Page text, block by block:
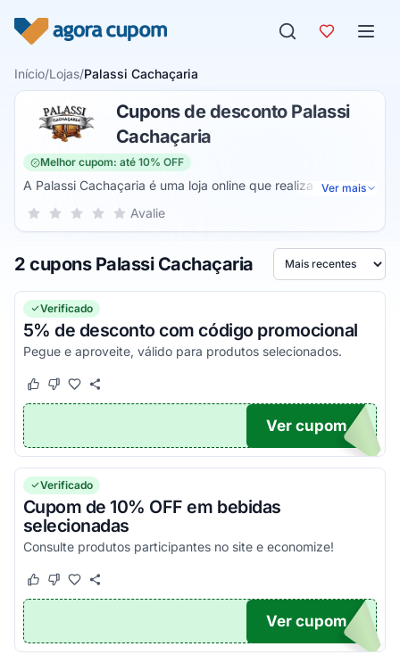
Início/Lojas/Palassi Cachaçaria
Cupons de desconto Palassi
Cachaçaria
Melhor cupom: até 10% OFF
A Palassi Cachaçaria é uma loja online que realiza a venda
de destilados. Dessa forma, você pode encontrar as
Ver mais
Sua nota para Palassi Cachaçaria, de 1 a 5 estrelas
5 estrelas
4 estrelas
3 estrelas
2 estrelas
1 estrela Avalie
2 cupons Palassi Cachaçaria Ordenar por
Verificado
5% de desconto com código promocional
Pegue e aproveite, válido para produtos selecionados.
Este cupom funcionou
Este cupom não funcionou
SE5
Ver cupom
Verificado
Cupom de 10% OFF em bebidas
selecionadas
Consulte produtos participantes no site e economize!
Este cupom funcionou
Este cupom não funcionou
SE10
Ver cupom